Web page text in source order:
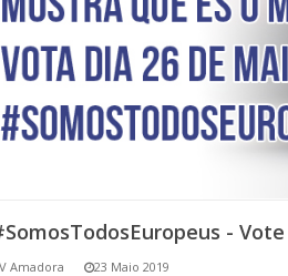
TODOS EUROPEUS
LIGA À RESILIÊNCIA
-
Amadora 23 Maio 2019